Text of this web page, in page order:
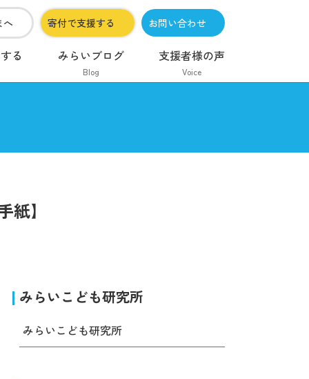
へ 寄付で支援する お問い合わせ
る みらいブログ
Blog
支援者様の声
Voice
】
みらいこども研究所
みらいこども研究所